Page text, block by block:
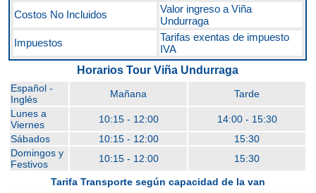
Costos No Incluidos
Valor ingreso a Viña
Undurraga
Impuestos
Tarifas exentas de impuesto
IVA
Horarios Tour Viña Undurraga
Español -
Inglés
Mañana
Tarde
Lunes a
Viernes
10:15 - 12:00
14:00 - 15:30
Sábados
10:15 - 12:00
15:30
Domingos y
Festivos
10:15 - 12:00 15:30
Tarifa Transporte según capacidad de la van